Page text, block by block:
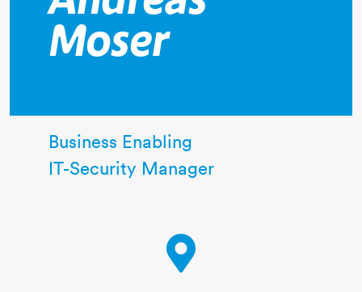
Moser
Business Enabling
IT-Security Manager